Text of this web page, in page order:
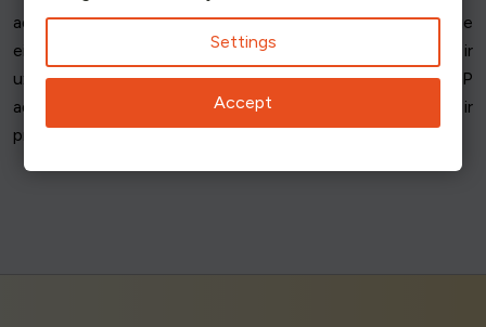
adreso skaičiaus ir visų prisijungimų iš vieno IP adreso prie
eilės skaičiaus viršutinę ribą, kad būtų automatiškai aptikti ir
uždrausti keli bandymai prisijungti prie eilės iš vieno IP
adreso. Šiuos IP adresų apribojimus galite taikyti ir
praleidimo vartams.
Settings
Accept